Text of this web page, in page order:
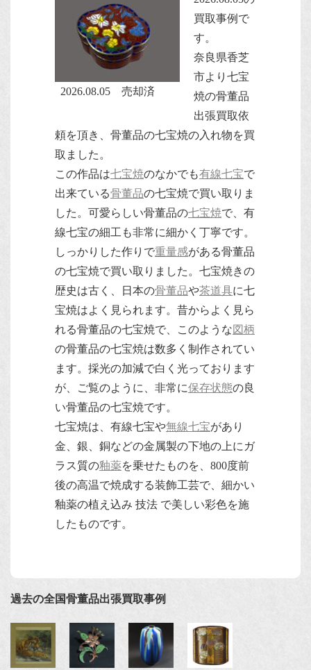
2026.08.05 売却済
買取事例で
す。
奈良県香芝
市より七宝
焼の骨董品
出張買取依
頼を頂き、骨董品の七宝焼の入れ物を買
取ました。
この作品は七宝焼のなかでも有線七宝で
出来ている骨董品の七宝焼で買い取りま
した。可愛らしい骨董品の七宝焼で、有
線七宝の細工も非常に細かく丁寧です。
しっかりした作りで重量感がある骨董品
の七宝焼で買い取りました。七宝焼きの
歴史は古く、日本の骨董品や茶道具に七
宝焼はよく見られます。昔からよく見ら
れる骨董品の七宝焼で、このような図柄
の骨董品の七宝焼は数多く制作されてい
ます。採光の加減で白く光っております
が、ご覧のように、非常に保存状態の良
い骨董品の七宝焼です。
七宝焼は、有線七宝や無線七宝があり
金、銀、銅などの金属製の下地の上にガ
ラス質の釉薬を乗せたものを、800度前
後の高温で焼成する装飾工芸で、細かい
釉薬の植え込み 技法 で美しい彩色を施
したものです。
過去の全国骨董品出張買取事例